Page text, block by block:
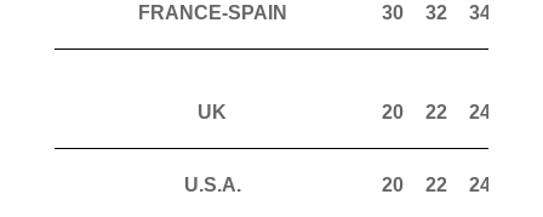
FRANCE-SPAIN 30 32 34
UK 20 22 24
U.S.A. 20 22 24